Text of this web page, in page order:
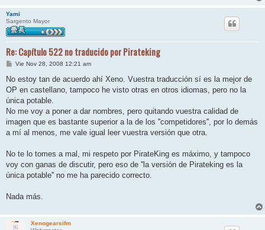
Yami
Sargento Mayor
Re: Capítulo 522 no traducido por Pirateking
M
n
a
j
Vie Nov 28, 2008 12:21 am
No estoy tan de acuerdo ahí Xeno. Vuestra traducción sí es la mejor de
OP en castellano, tampoco he visto otras en otros idiomas, pero no la
única potable.
No me voy a poner a dar nombres, pero quitando vuestra calidad de
imagen que es bastante superior a la de los ''competidores'', por lo demás
a mí al menos, me vale igual leer vuestra versión que otra.
No te lo tomes a mal, mi respeto por PirateKing es máximo, y tampoco
voy con ganas de discutir, pero eso de ''la versión de Pirateking es la
única potable'' no me ha parecido correcto.
Nada más.
Xenogearsifm